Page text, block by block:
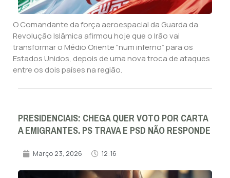
O Comandante da força aeroespacial da Guarda da
Revolução Islâmica afirmou hoje que o Irão vai
transformar o Médio Oriente "num inferno” para os
Estados Unidos, depois de uma nova troca de ataques
entre os dois países na região.
PRESIDENCIAIS: CHEGA QUER VOTO POR CARTA
A EMIGRANTES. PS TRAVA E PSD NÃO RESPONDE
Março 23, 2026 12:16